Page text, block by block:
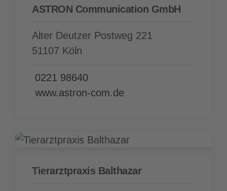
ASTRON Communication GmbH
Alter Deutzer Postweg 221
51107 Köln
0221 98640
www.astron-com.de
Tierarzt­praxis Balthazar